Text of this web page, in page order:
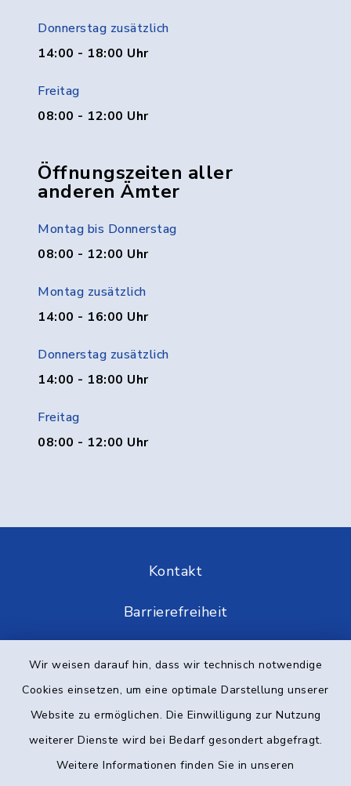
Wir weisen darauf hin, dass wir technisch notwendige
Cookies einsetzen, um eine optimale Darstellung unserer
Website zu ermöglichen. Die Einwilligung zur Nutzung
weiterer Dienste wird bei Bedarf gesondert abgefragt.
Weitere Informationen finden Sie in unseren
Donnerstag zusätzlich
14:00 - 18:00 Uhr
Freitag
08:00 - 12:00 Uhr
Öffnungszeiten aller
anderen Ämter
Montag bis Donnerstag
08:00 - 12:00 Uhr
Montag zusätzlich
14:00 - 16:00 Uhr
Donnerstag zusätzlich
14:00 - 18:00 Uhr
Freitag
08:00 - 12:00 Uhr
Kontakt
Barrierefreiheit
Impressum
Elektronische Kommunikation
Sitemap